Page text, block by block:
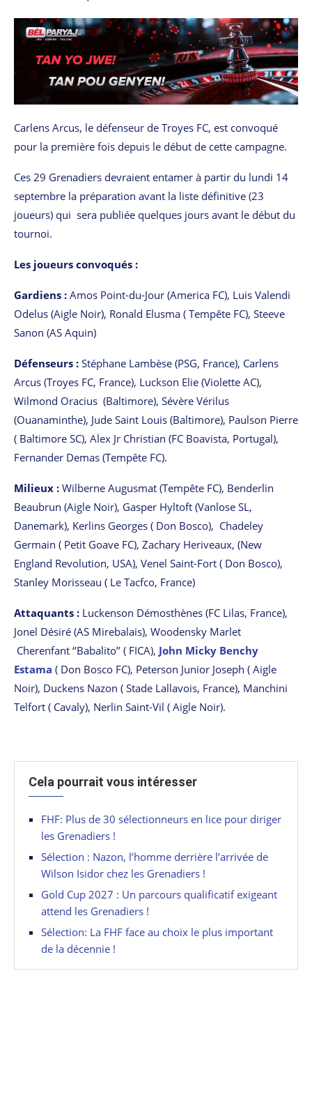
Carlens Arcus, le défenseur de Troyes FC, est convoqué
pour la première fois depuis le début de cette campagne.
Ces 29 Grenadiers devraient entamer à partir du lundi 14
septembre la préparation avant la liste définitive (23
joueurs) qui sera publiée quelques jours avant le début du
tournoi.
Les joueurs convoqués :
Gardiens : Amos Point-du-Jour (America FC), Luis Valendi
Odelus (Aigle Noir), Ronald Elusma ( Tempête FC), Steeve
Sanon (AS Aquin)
Défenseurs : Stéphane Lambèse (PSG, France), Carlens
Arcus (Troyes FC, France), Luckson Elie (Violette AC),
Wilmond Oracius (Baltimore), Sévère Vérilus
(Ouanaminthe), Jude Saint Louis (Baltimore), Paulson Pierre
( Baltimore SC), Alex Jr Christian (FC Boavista, Portugal),
Fernander Demas (Tempête FC).
Milieux : Wilberne Augusmat (Tempête FC), Benderlin
Beaubrun (Aigle Noir), Gasper Hyltoft (Vanlose SL,
Danemark), Kerlins Georges ( Don Bosco), Chadeley
Germain ( Petit Goave FC), Zachary Heriveaux, (New
England Revolution, USA), Venel Saint-Fort ( Don Bosco),
Stanley Morisseau ( Le Tacfco, France)
Attaquants : Luckenson Démosthènes (FC Lilas, France),
Jonel Désiré (AS Mirebalais), Woodensky Marlet
Cherenfant ‘’Babalito’’ ( FICA), John Micky Benchy
Estama ( Don Bosco FC), Peterson Junior Joseph ( Aigle
Noir), Duckens Nazon ( Stade Lallavois, France), Manchini
Telfort ( Cavaly), Nerlin Saint-Vil ( Aigle Noir).
Cela pourrait vous intéresser
FHF: Plus de 30 sélectionneurs en lice pour diriger
les Grenadiers !
Sélection : Nazon, l’homme derrière l’arrivée de
Wilson Isidor chez les Grenadiers !
Gold Cup 2027 : Un parcours qualificatif exigeant
attend les Grenadiers !
Sélection: La FHF face au choix le plus important
de la décennie !